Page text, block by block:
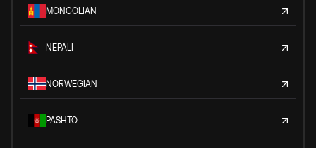
MONGOLIAN
NEPALI
NORWEGIAN
PASHTO